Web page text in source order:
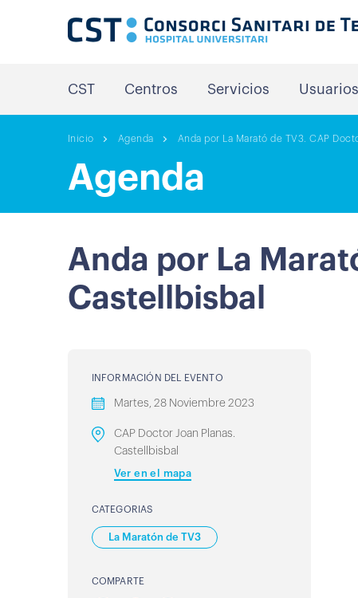
CST Centros Servicios Usuarios
Inicio Agenda Anda por La Marató de TV3. CAP
Agenda
Anda por La
Castellbisbal
INFORMACIÓN DEL EVENTO
Martes, 28 Noviembre 2023
CAP Doctor Joan Planas.
Castellbisbal
Ver en el mapa
CATEGORIAS
La Maratón de TV3
COMPARTE